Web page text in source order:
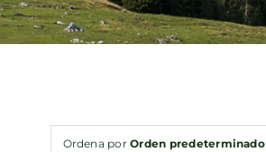
Bebidas
Ordena porOrden predeterminado